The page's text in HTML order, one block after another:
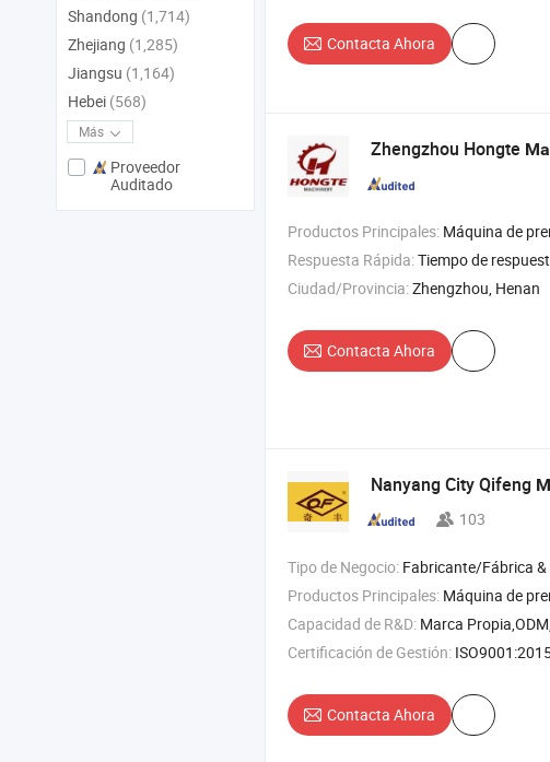
Contacta Ahora
Zhengzhou Hongte
Productos Principales: Máquina de prensa de aceite de tornillo , prensa de aceite hidráulica , línea de producción de aceite , filtro de aceite ,
Respuesta Rápida:Tiempo de
Ciudad/Provincia:Zhengzhou, Henan
Contacta Ahora
Nanyang City Qifeng
103
Tipo de Negocio: Fabricante/Fábrica & Empresa
Productos Principales: Máquina de prensado de aceite , filtro de aceite , máquina tostadora , descascaradora de
Capacidad de R&D: Marca
Certificación de Gestión:
Contacta Ahora
Shandong (1,714)
Zhejiang (1,285)
Jiangsu (1,164)
Hebei (568)
Más
Proveedor
Auditado